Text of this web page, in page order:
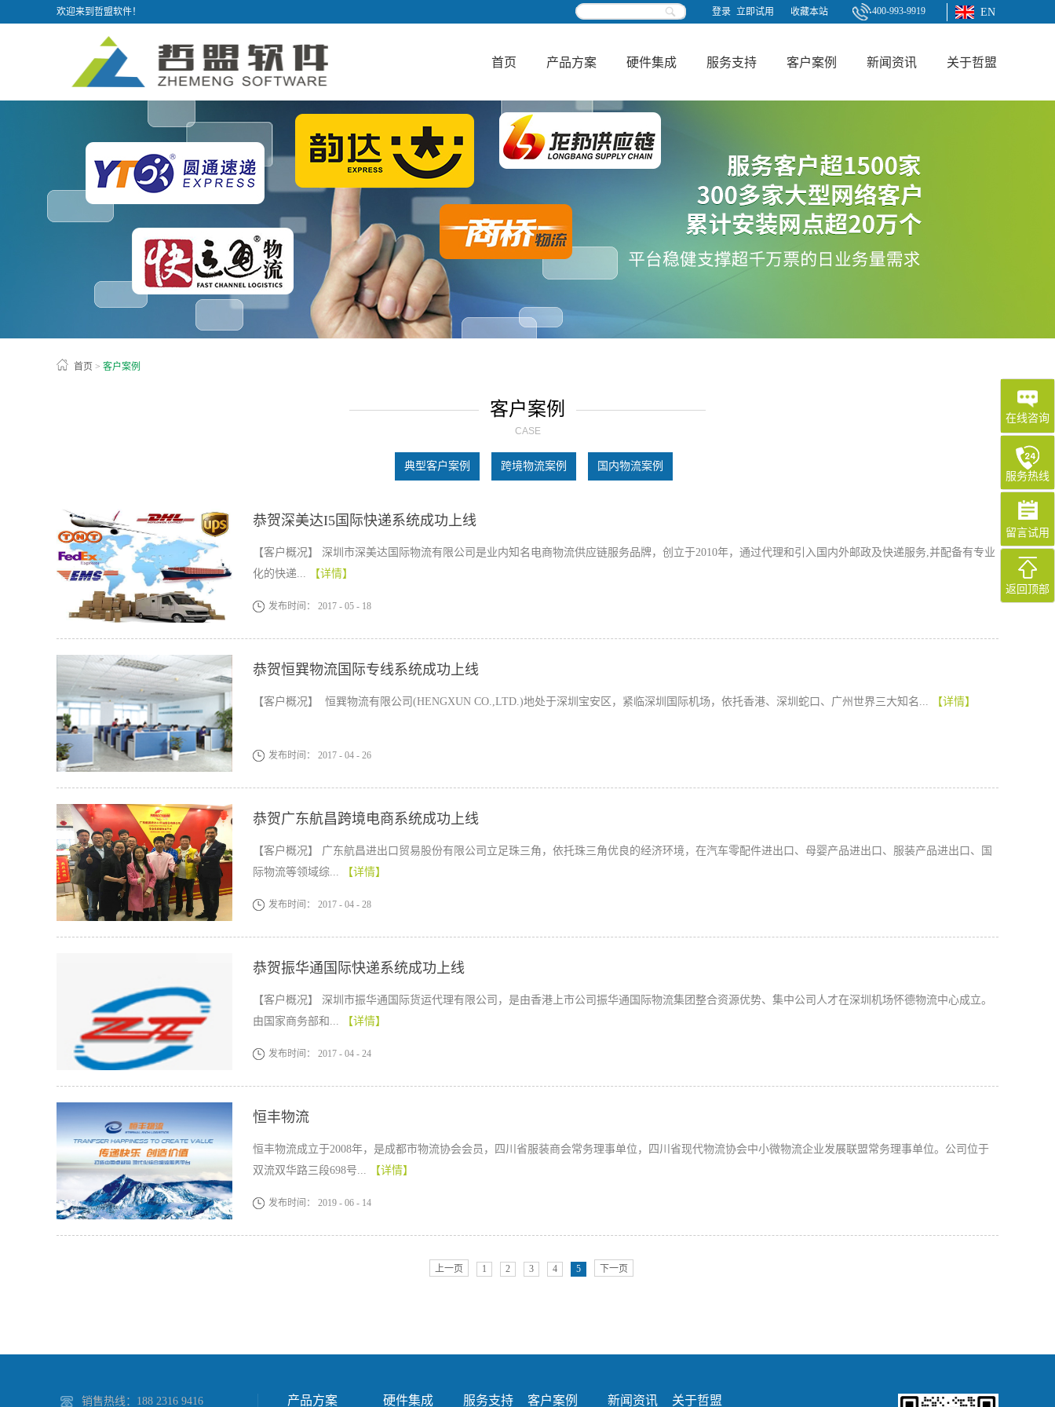
400-993-9919 EN
收藏本站
立即试用
登录
欢迎来到哲盟软件！
首页 产品方案 硬件集成 服务支持 客户案例 新闻资讯 关于哲盟
首页 > 客户案例
客户案例
CASE
典型客户案例 跨境物流案例 国内物流案例
恭贺深美达I5国际快递系统成功上线
【客户概况】 深圳市深美达国际物流有限公司是业内知名电商物流供应链服务品牌，创立于2010年，通过代理和引入国内外邮政及快递服务,并配备有专业
化的快递...
【详情】
发布时间： 2017 - 05 - 18
恭贺恒巽物流国际专线系统成功上线
【客户概况】 恒巽物流有限公司(HENGXUN CO.,LTD.)地处于深圳宝安区，紧临深圳国际机场，依托香港、深圳蛇口、广州世界三大知名... 【详情】
发布时间： 2017 - 04 - 26
恭贺广东航昌跨境电商系统成功上线
【客户概况】 广东航昌进出口贸易股份有限公司立足珠三角，依托珠三角优良的经济环境，在汽车零配件进出口、母婴产品进出口、服装产品进出口、国
际物流等领域综...
【详情】
发布时间： 2017 - 04 - 28
恭贺振华通国际快递系统成功上线
【客户概况】 深圳市振华通国际货运代理有限公司，是由香港上市公司振华通国际物流集团整合资源优势、集中公司人才在深圳机场怀德物流中心成立。
由国家商务部和...
【详情】
发布时间： 2017 - 04 - 24
恒丰物流
恒丰物流成立于2008年，是成都市物流协会会员，四川省服装商会常务理事单位，四川省现代物流协会中小微物流企业发展联盟常务理事单位。公司位于
双流双华路三段698号...
【详情】
发布时间： 2019 - 06 - 14
上一页 1 2 3 4 5 下一页
销售热线：188 2316 9416 产品方案 硬件集成 服务支持 客户案例 新闻资讯 关于哲盟
在线咨询
服务热线
留言试用
返回顶部